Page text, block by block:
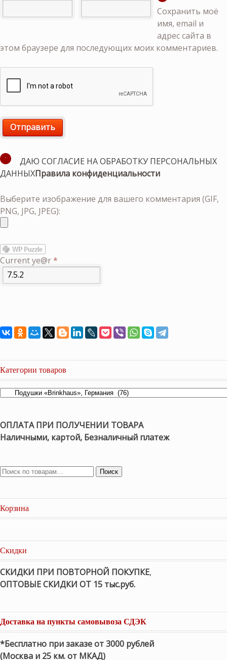
Сохранить моё
имя, email и
адрес сайта в
этом браузере для последующих моих комментариев.
ДАЮ СОГЛАСИЕ НА ОБРАБОТКУ ПЕРСОНАЛЬНЫХ
ДАННЫХПравила конфиденциальности
Выберите изображение для вашего комментария (GIF,
PNG, JPG, JPEG):
Current ye@r*
Категории товаров
ОПЛАТА ПРИ ПОЛУЧЕНИИ ТОВАРА
Наличными, картой, Безналичный платеж
Поиск
Корзина
Скидки
СКИДКИ ПРИ ПОВТОРНОЙ ПОКУПКЕ,
ОПТОВЫЕ СКИДКИ ОТ 15 тыс.руб.
Доставка на пункты самовывоза СДЭК
*Бесплатно при заказе от 3000 рублей
(Москва и 25 км. от МКАД)